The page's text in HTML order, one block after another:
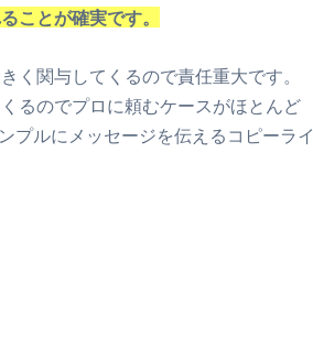
ことが確実です。
く関与してくるので責任重大です。
るのでプロに頼むケースがほとんど
プルにメッセージを伝えるコピーライ